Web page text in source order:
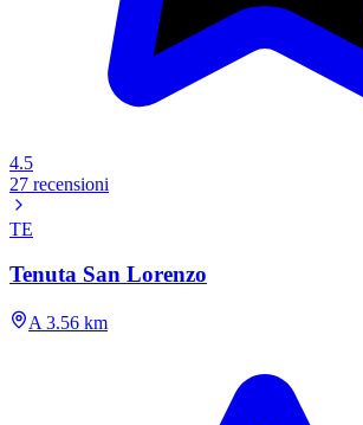
4.5
27 recensioni
TE
Tenuta San Lorenzo
A 3.56 km